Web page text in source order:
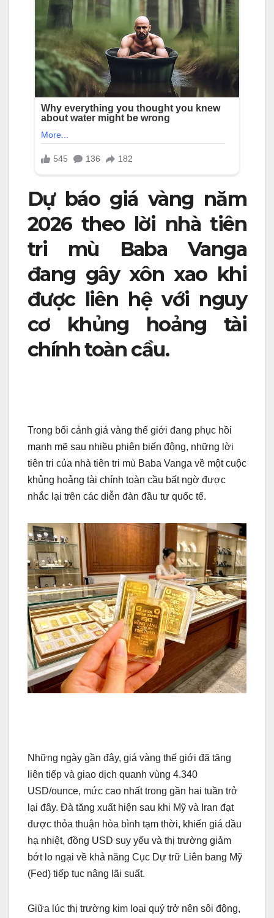
Dự báo giá vàng năm
2026 theo lời nhà tiên
tri mù Baba Vanga
đang gây xôn xao khi
được liên hệ với nguy
cơ khủng hoảng tài
chính toàn cầu.
Trong bối cảnh giá vàng thế giới đang phục hồi
mạnh mẽ sau nhiều phiên biến động, những lời
tiên tri của nhà tiên tri mù Baba Vanga về một cuộc
khủng hoảng tài chính toàn cầu bất ngờ được
nhắc lại trên các diễn đàn đầu tư quốc tế.
Những ngày gần đây, giá vàng thế giới đã tăng
liên tiếp và giao dịch quanh vùng 4.340
USD/ounce, mức cao nhất trong gần hai tuần trở
lại đây. Đà tăng xuất hiện sau khi Mỹ và Iran đạt
được thỏa thuận hòa bình tạm thời, khiến giá dầu
hạ nhiệt, đồng USD suy yếu và thị trường giảm
bớt lo ngại về khả năng Cục Dự trữ Liên bang Mỹ
(Fed) tiếp tục nâng lãi suất.
Giữa lúc thị trường kim loại quý trở nên sôi động,